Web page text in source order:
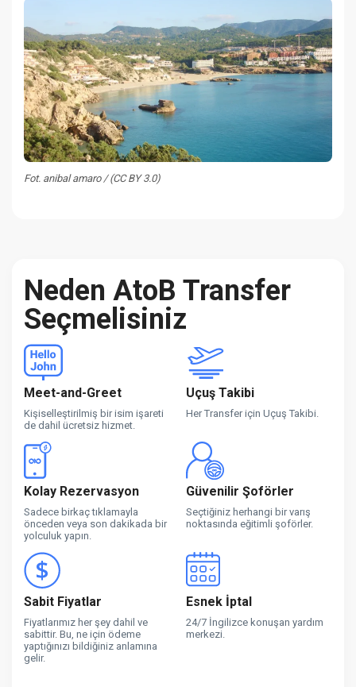
Fot. anibal amaro / (CC BY 3.0)
Neden AtoB Transfer
Seçmelisiniz
Meet-and-Greet
Kişiselleştirilmiş bir isim işareti
de dahil ücretsiz hizmet.
Uçuş Takibi
Her Transfer için Uçuş Takibi.
Kolay Rezervasyon
Sadece birkaç tıklamayla
önceden veya son dakikada bir
yolculuk yapın.
Güvenilir Şoförler
Seçtiğiniz herhangi bir varış
noktasında eğitimli şoförler.
Sabit Fiyatlar
Fiyatlarımız her şey dahil ve
sabittir. Bu, ne için ödeme
yaptığınızı bildiğiniz anlamına
gelir.
Esnek İptal
24/7 İngilizce konuşan yardım
merkezi.